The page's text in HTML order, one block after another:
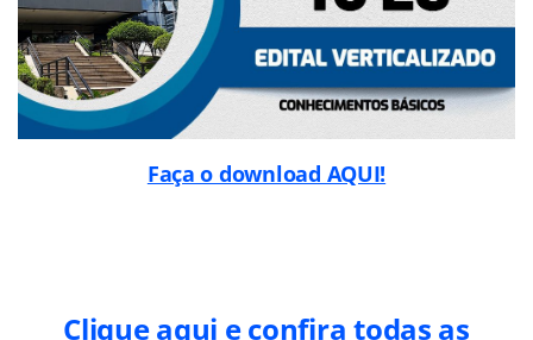
Faça o download AQUI!
Clique aqui e confira todas as